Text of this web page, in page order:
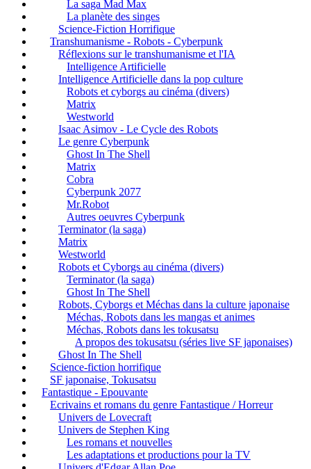
La saga Mad Max
La planète des singes
Science-Fiction Horrifique
Transhumanisme - Robots - Cyberpunk
Réflexions sur le transhumanisme et l'IA
Intelligence Artificielle
Intelligence Artificielle dans la pop culture
Robots et cyborgs au cinéma (divers)
Matrix
Westworld
Isaac Asimov - Le Cycle des Robots
Le genre Cyberpunk
Ghost In The Shell
Matrix
Cobra
Cyberpunk 2077
Mr.Robot
Autres oeuvres Cyberpunk
Terminator (la saga)
Matrix
Westworld
Robots et Cyborgs au cinéma (divers)
Terminator (la saga)
Ghost In The Shell
Robots, Cyborgs et Méchas dans la culture japonaise
Méchas, Robots dans les mangas et animes
Méchas, Robots dans les tokusatsu
A propos des tokusatsu (séries live SF japonaises)
Ghost In The Shell
Science-fiction horrifique
SF japonaise, Tokusatsu
Fantastique - Epouvante
Ecrivains et romans du genre Fantastique / Horreur
Univers de Lovecraft
Univers de Stephen King
Les romans et nouvelles
Les adaptations et productions pour la TV